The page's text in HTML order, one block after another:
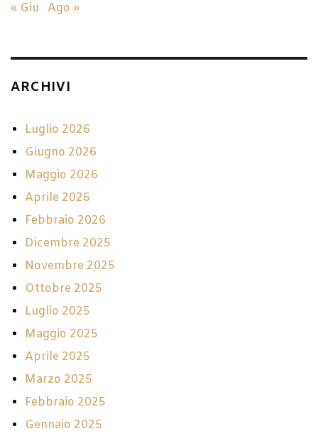
« Giu
Ago »
ARCHIVI
Luglio 2026
Giugno 2026
Maggio 2026
Aprile 2026
Febbraio 2026
Dicembre 2025
Novembre 2025
Ottobre 2025
Luglio 2025
Maggio 2025
Aprile 2025
Marzo 2025
Febbraio 2025
Gennaio 2025